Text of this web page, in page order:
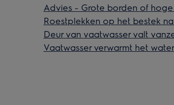
Advies - Grote borden of
Roestplekken op het bestek
Deur van vaatwasser valt
Vaatwasser verwarmt het